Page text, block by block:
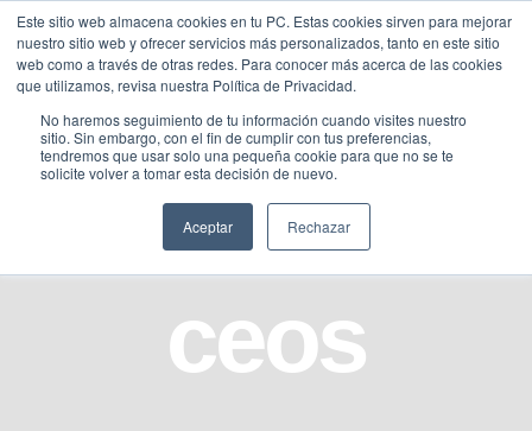
Este sitio web almacena cookies en tu PC. Estas cookies sirven para mejorar
nuestro sitio web y ofrecer servicios más personalizados, tanto en este sitio
web como a través de otras redes. Para conocer más acerca de las cookies
que utilizamos, revisa nuestra Política de Privacidad.
No haremos seguimiento de tu información cuando visites nuestro
sitio. Sin embargo, con el fin de cumplir con tus preferencias,
tendremos que usar solo una pequeña cookie para que no se te
solicite volver a tomar esta decisión de nuevo.
Aceptar Rechazar
Saltar
contenido
ceos
Traducir »